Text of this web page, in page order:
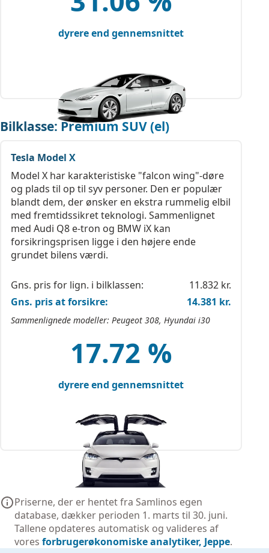
dyrere end gennemsnittet
Bilklasse: Premium SUV (el)
Tesla Model X
Model X har karakteristiske "falcon wing"-døre
og plads til op til syv personer. Den er populær
blandt dem, der ønsker en ekstra rummelig elbil
med fremtidssikret teknologi. Sammenlignet
med Audi Q8 e-tron og BMW iX kan
forsikringsprisen ligge i den højere ende
grundet bilens værdi.
Gns. pris for lign. i bilklassen:
11.832 kr.
Gns. pris at forsikre:
14.381 kr.
Sammenlignede modeller: Peugeot 308, Hyundai i30
17.72 %
dyrere end gennemsnittet
Priserne, der er hentet fra Samlinos egen
database, dækker perioden 1. marts til 30. juni.
Tallene opdateres automatisk og valideres af
vores forbrugerøkonomiske analytiker, Jeppe.